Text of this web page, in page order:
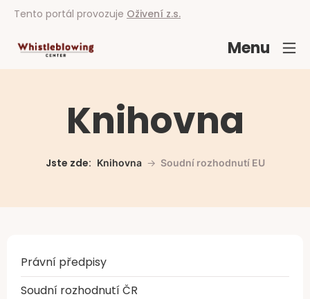
Tento portál provozuje Oživení z.s.
Menu
Knihovna
Jste zde: Knihovna Soudní rozhodnutí EU
Právní předpisy
Soudní rozhodnutí ČR